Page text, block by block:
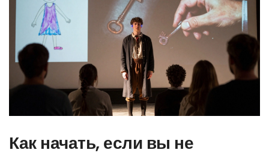
Как начать, если вы не